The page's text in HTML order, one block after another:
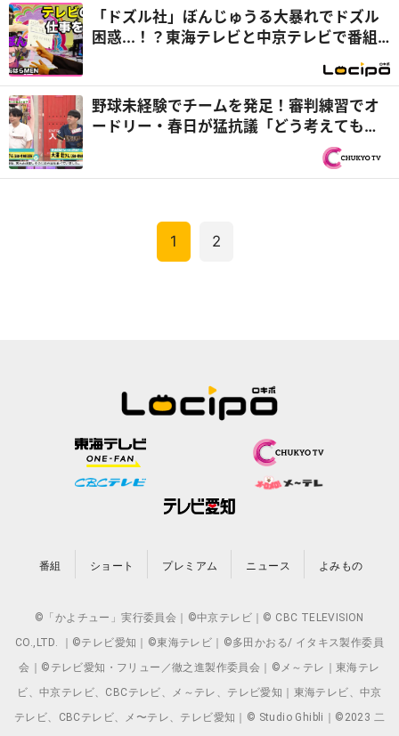
「ドズル社」ぼんじゅうる大暴れでドズル
困惑...！？東海テレビと中京テレビで番組
野球未経験でチームを発足！審判練習でオ
ードリー・春日が猛抗議「どう考えてもボ
1 2
番組 ショート プレミアム ニュース よみもの
©「かよチュー」実行委員会｜©中京テレビ｜© CBC TELEVISION
CO.,LTD. ｜©テレビ愛知｜©東海テレビ｜©多田かおる/ イタキス製作委員
会｜©テレビ愛知・フリュー／徹之進製作委員会｜©メ～テレ｜東海テレ
ビ、中京テレビ、CBCテレビ、メ～テレ、テレビ愛知｜東海テレビ、中京
テレビ、CBCテレビ、メ〜テレ、テレビ愛知｜© Studio Ghibli｜©2023 二